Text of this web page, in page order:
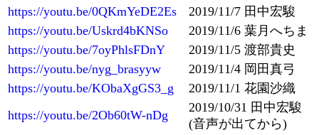
https://youtu.be/0QKmYeDE2Es
2019/11/7 田中宏駿
https://youtu.be/Uskrd4bKNSo
2019/11/6 葉月へちま
https://youtu.be/7oyPhlsFDnY
2019/11/5 渡部貴史
https://youtu.be/nyg_brasyyw
2019/11/4 岡田真弓
https://youtu.be/KObaXgGS3_g
2019/11/1 花園沙織
https://youtu.be/2Ob60tW-nDg
2019/10/31 田中宏駿
(音声が出てから)